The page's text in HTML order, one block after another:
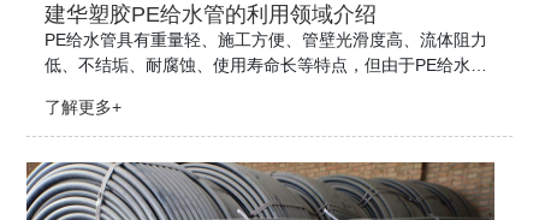
建华塑胶PE给水管的利用领域介绍
PE给水管具有重量轻、施工方便、管壁光滑度高、流体阻力
低、不结垢、耐腐蚀、使用寿命长等特点，但由于PE给水管
道容易开裂漏水。
了解更多+